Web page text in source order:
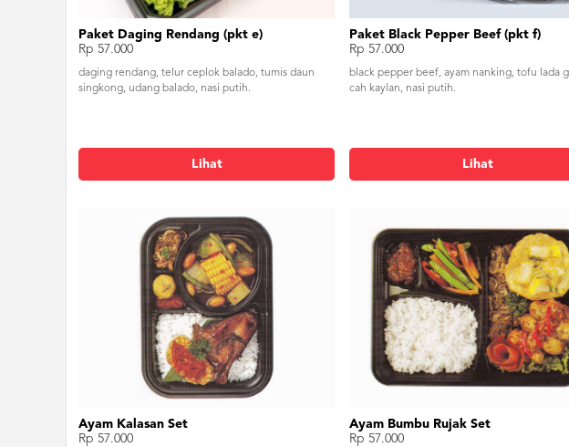
Paket Daging Rendang (pkt e)
Rp 57.000
daging rendang, telur ceplok balado, tumis daun
singkong, udang balado, nasi putih.
Lihat
Paket Black Pepper Beef (pkt f)
Rp 57.000
black pepper beef, ayam nanking, tofu lada
cah kaylan, nasi putih.
Lihat
Ayam Kalasan Set
Rp 57.000
Ayam Bumbu Rujak Set
Rp 57.000